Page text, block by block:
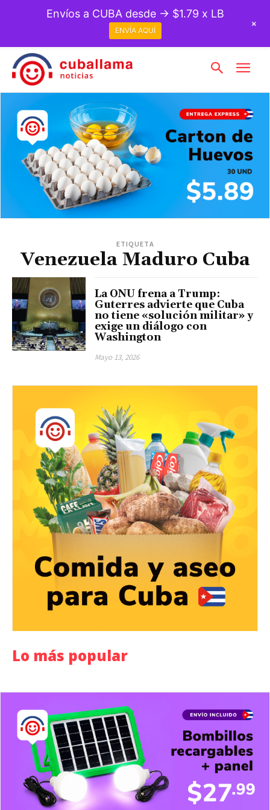
ETIQUETA
Venezuela Maduro Cuba
La ONU frena a Trump:
Guterres advierte que Cuba
no tiene «solución militar» y
exige un diálogo con
Washington
Mayo 13, 2026
Lo más popular
Envíos a CUBA desde → $1.79 x LB
ENVÍA AQUÍ
+